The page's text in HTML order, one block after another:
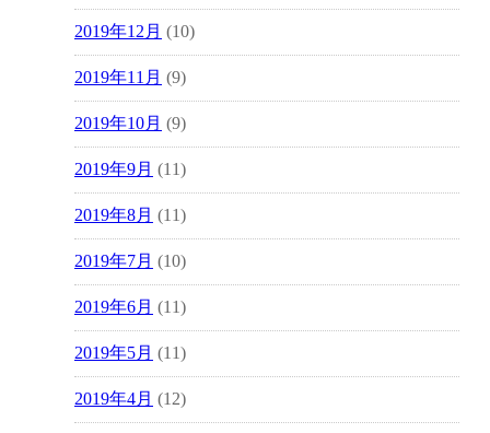
2019年12月 (10)
2019年11月 (9)
2019年10月 (9)
2019年9月 (11)
2019年8月 (11)
2019年7月 (10)
2019年6月 (11)
2019年5月 (11)
2019年4月 (12)